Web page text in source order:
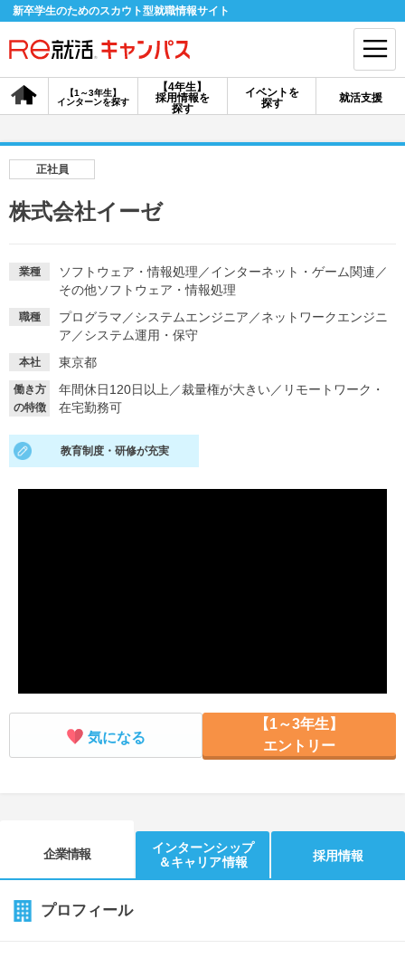
新卒学生のためのスカウト型就職情報サイト
【4年生】
採用情報を
探す
【1～3年生】
インターンを探す
イベントを
探す
就活支援
会員登録 ログイン
採用情報を探す
説明会を探す
インターンを探す
イベントを探す スカウト
就活ノウハウ・サポート
就活支援
正社員
株式会社イーゼ
業種 ソフトウェア・情報処理 ／インターネット・ゲーム関連 ／
その他ソフトウェア・情報処理
職種 プログラマ ／システムエンジニア ／ネットワークエンジニ
ア ／システム運用・保守
本社 東京都
働き方
の特徴
年間休日120日以上 ／裁量権が大きい／ リモートワーク・
在宅勤務可
教育制度・研修が充実
気になる
【1～3年生】
エントリー
企業情報
インターンシップ
＆キャリア情報
採用情報
プロフィール